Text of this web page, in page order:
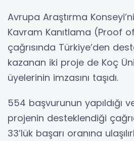
Avrupa Araştırma
Kavram Kanıtlama (Proof
çağrısında Türkiye’den
kazanan iki proje de Koç
üyelerinin imzasını taşıdı.
554 başvurunun yapıldığı
projenin desteklendiği
33’lük başarı oranına